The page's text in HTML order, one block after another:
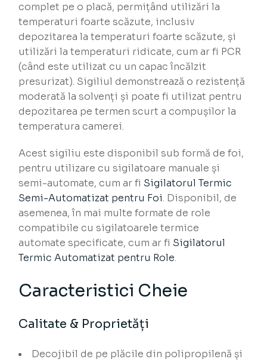
complet pe o placă, permițând utilizări la
temperaturi foarte scăzute, inclusiv
depozitarea la temperaturi foarte scăzute, și
utilizări la temperaturi ridicate, cum ar fi PCR
(când este utilizat cu un capac încălzit
presurizat). Sigiliul demonstrează o rezistență
moderată la solvenți și poate fi utilizat pentru
depozitarea pe termen scurt a compușilor la
temperatura camerei.
Acest sigiliu este disponibil sub formă de foi,
pentru utilizare cu sigilatoare manuale și
semi-automate, cum ar fi Sigilatorul Termic
Semi-Automatizat pentru Foi. Disponibil, de
asemenea, în mai multe formate de role
compatibile cu sigilatoarele termice
automate specificate, cum ar fi Sigilatorul
Termic Automatizat pentru Role.
Caracteristici Cheie
Calitate & Proprietăți
Decojibil de pe plăcile din polipropilenă și